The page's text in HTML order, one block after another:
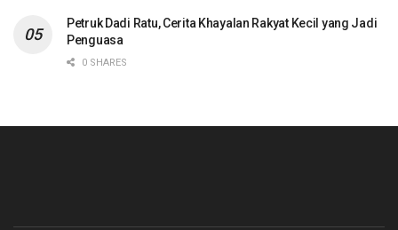
Petruk Dadi Ratu, Cerita Khayalan Rakyat Kecil yang Jadi
Penguasa
0 SHARES